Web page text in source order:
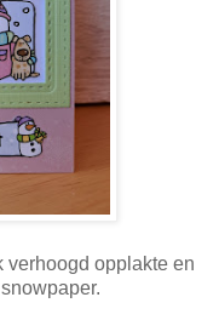
verhoogd opplakte en